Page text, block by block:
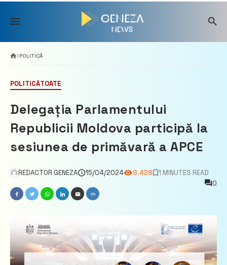
Skip
content
POLITICĂ
POLITICĂTOATE
Delegația Parlamentului
Republicii Moldova participă la
sesiunea de primăvară a APCE
REDACTOR GENEZA 15/04/2024 8.428
1 MINUTES READ
0